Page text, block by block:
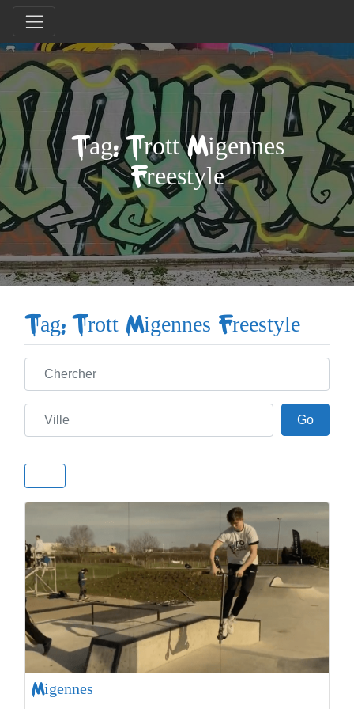
Tag: Trott Migennes
Freestyle
Tag: Trott Migennes Freestyle
Chercher
Ville GoGo
Migennes